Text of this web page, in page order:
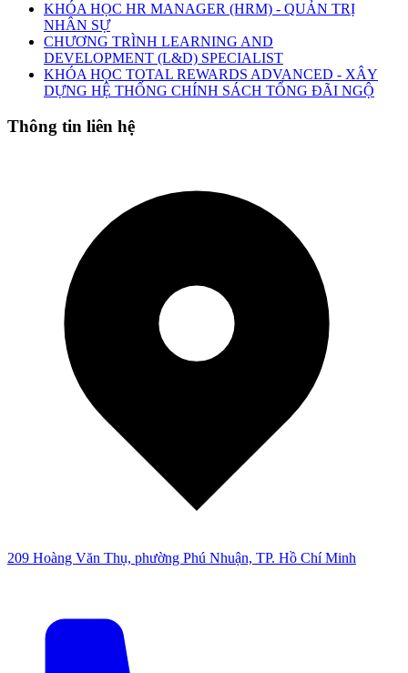
KHÓA HỌC HR MANAGER (HRM) - QUẢN TRỊ
NHÂN SỰ
CHƯƠNG TRÌNH LEARNING AND
DEVELOPMENT (L&D) SPECIALIST
KHÓA HỌC TOTAL REWARDS ADVANCED - XÂY
DỰNG HỆ THỐNG CHÍNH SÁCH TỔNG ĐÃI NGỘ
Thông tin liên hệ
209 Hoàng Văn Thụ, phường Phú Nhuận, TP. Hồ Chí Minh